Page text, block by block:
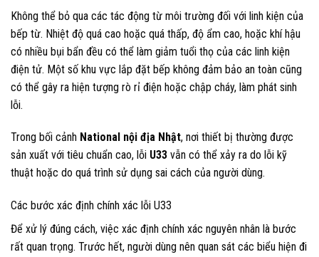
Không thể bỏ qua các tác động từ môi trường đối với linh kiện của
bếp từ. Nhiệt độ quá cao hoặc quá thấp, độ ẩm cao, hoặc khí hậu
có nhiều bụi bẩn đều có thể làm giảm tuổi thọ của các linh kiện
điện tử. Một số khu vực lắp đặt bếp không đảm bảo an toàn cũng
có thể gây ra hiện tượng rò rỉ điện hoặc chập cháy, làm phát sinh
lỗi.
Trong bối cảnh National nội địa Nhật, nơi thiết bị thường được
sản xuất với tiêu chuẩn cao, lỗi U33 vẫn có thể xảy ra do lỗi kỹ
thuật hoặc do quá trình sử dụng sai cách của người dùng.
Các bước xác định chính xác lỗi U33
Để xử lý đúng cách, việc xác định chính xác nguyên nhân là bước
rất quan trọng. Trước hết, người dùng nên quan sát các biểu hiện đi